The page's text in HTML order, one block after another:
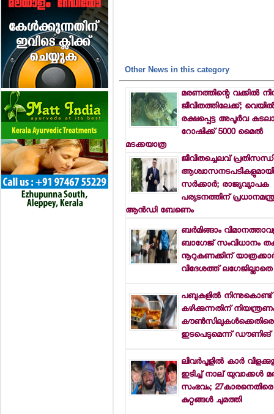
Other News in this category
മരണത്തിന്റെ വക്കില്‍
ജീവിതത്തിലേക്ക്;
രക്ഷപ്പെട്ട അപൂര്‍വ
റോഷിക്ക് 5000 മൈല്‍
മടക്കയാത്ര
ജീവിതച്ചെലവ്
ആശ്വാസനടപടികളുമായി
സര്‍ക്കാര്‍; രാജ്യവ്യാപക
പര്യടനത്തിന്
ആന്‍ഡി ബേണെം
ബര്‍മിങ്ങാം
ബാഗേജ് സംവിധാനം
നൂറുകണക്കിന്
വിദേശത്ത്
പബുകളില്‍ നിന്നുകൊണ്ട്
കഴിക്കുന്നതിന്
കൗണ്‍സിലുകള്‍ക്കെതിരെ
ഇടപെടുമെന്ന് ഡൗണിങ്
ലിവര്‍പൂളില്‍ കാര്‍
ഇടിച്ച് നാല് യുവാക്കള്‍
സംഭവം;
കുറ്റങ്ങള്‍ ചുമത്തി